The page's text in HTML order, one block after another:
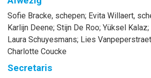
Sofie Bracke, schepen; Evita Willaert,
Karlijn Deene; Stijn De Roo; Yüksel Kalaz;
Laura Schuyesmans; Lies
Charlotte Coucke
Secretaris